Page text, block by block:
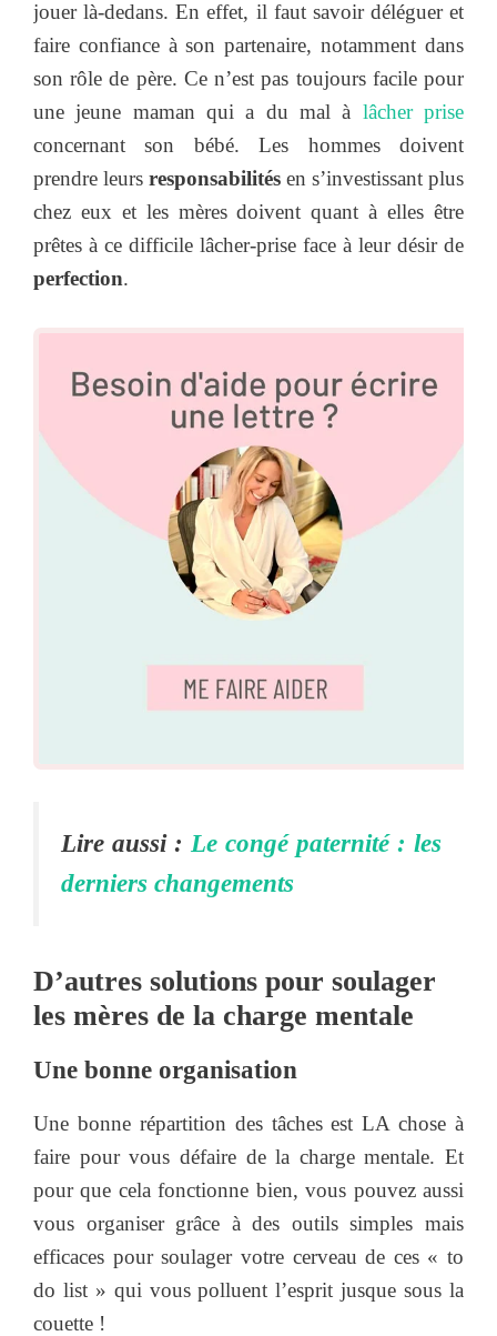
jouer là-dedans. En effet, il faut savoir déléguer et
faire confiance à son partenaire, notamment dans
son rôle de père. Ce n’est pas toujours facile pour
une jeune maman qui a du mal à lâcher prise
concernant son bébé. Les hommes doivent
prendre leurs responsabilités en s’investissant plus
chez eux et les mères doivent quant à elles être
prêtes à ce difficile lâcher-prise face à leur désir de
perfection.
Lire aussi : Le congé paternité : les
derniers changements
D’autres solutions pour soulager
les mères de la charge mentale
Une bonne organisation
Une bonne répartition des tâches est LA chose à
faire pour vous défaire de la charge mentale. Et
pour que cela fonctionne bien, vous pouvez aussi
vous organiser grâce à des outils simples mais
efficaces pour soulager votre cerveau de ces « to
do list » qui vous polluent l’esprit jusque sous la
couette !